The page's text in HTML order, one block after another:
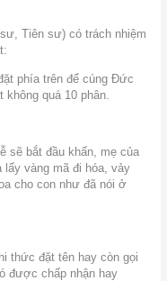
Tiên sư) có trách nhiệm
phía trên để cúng Đức
không quá 10 phân.
sẽ bắt đầu khấn, mẹ của
vàng mã đi hóa, vảy
cho con như đã nói ở
thức đặt tên hay còn gọi
được chấp nhận hay